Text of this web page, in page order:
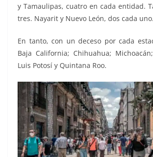
y Tamaulipas, cuatro en cada entidad.
tres. Nayarit y Nuevo León, dos cada uno.
En tanto, con un deceso por cada
Baja California; Chihuahua;
Luis Potosí y Quintana Roo.